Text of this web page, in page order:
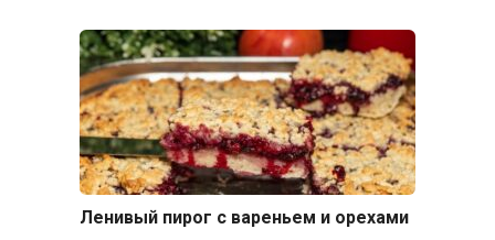
Ленивый пирог с вареньем и орехами